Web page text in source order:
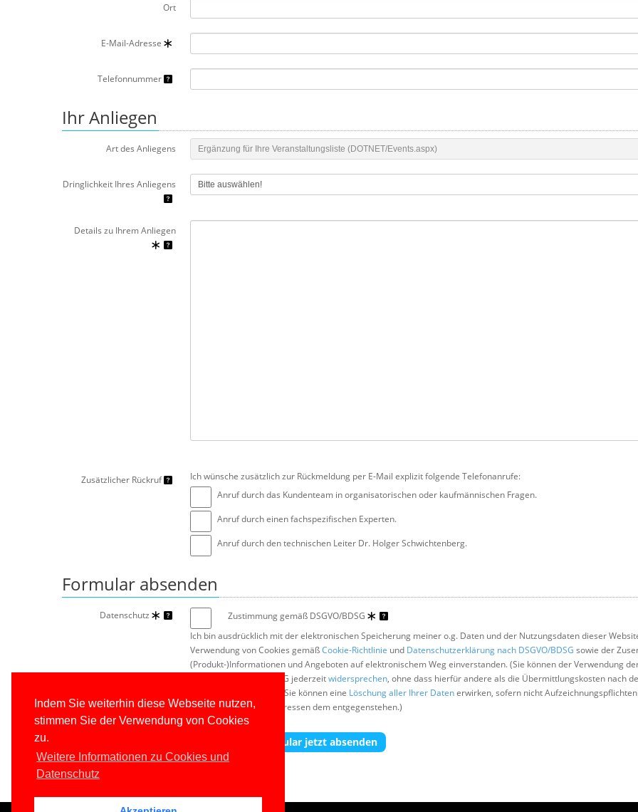
Indem Sie weiterhin diese Webseite nutzen,
stimmen Sie der Verwendung von Cookies
zu.
Weitere Informationen zu Cookies und
Datenschutz
Ort
E-Mail-Adresse
Telefonnummer
Ihr Anliegen
Art des Anliegens
Dringlichkeit Ihres Anliegens
Details zu Ihrem Anliegen
Zusätzlicher Rückruf
Ich wünsche zusätzlich zur Rückmeldung per E-Mail explizit folgende Telefonanrufe:
Anruf durch das Kundenteam in organisatorischen oder kaufmännischen Fragen.
Anruf durch einen fachspezifischen Experten.
Anruf durch den technischen Leiter Dr. Holger Schwichtenberg.
Formular absenden
Datenschutz
Zustimmung gemäß DSGVO/BDSG
Ich bin ausdrücklich mit der elektronischen Speicherung meiner o.g. Daten und der Nutzungsdaten dieser
Verwendung von Cookies gemäßCookie-Richtlinie und Datenschutzerklärung nach DSGVO/BDSG sowie der
(Produkt-)Informationen und Angeboten auf elektronischem Weg einverstanden. (Sie können der Verwendung
Adresse gemäß § 7 UWG jederzeitwidersprechen, ohne dass hierfür andere als die Übermittlungskosten nach
Basistarifen entstehen. Sie können eine Löschung aller Ihrer Datenerwirken, sofern nicht
andere berechtigte Interessen dem entgegenstehen.)
Kontaktformular jetzt absenden